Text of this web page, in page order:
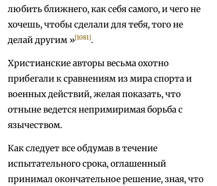
любить ближнего, как себя самого, и чего не
хочешь, чтобы сделали для тебя, того не
делай другим »[1081].
Христианские авторы весьма охотно
прибегали к сравнениям из мира спорта и
военных действий, желая показать, что
отныне ведется непримиримая борьба с
язычеством.
Как следует все обдумав в течение
испытательного срока, оглашенный
принимал окончательное решение, зная, что